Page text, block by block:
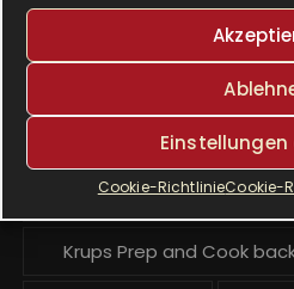
Einstellungen
Cookie-RichtlinieCookie-
Krups
Krups Prep
Krups Prep &
Krups Prep
Krups Prep and Cook